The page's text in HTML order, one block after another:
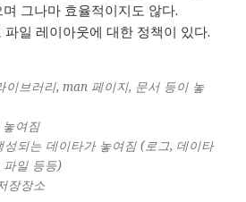
그나마 효율적이지도 않다.
일 레이아웃에 대한 정책이 있다.
이브러리, man 페이지, 문서 등이 놓
여짐
되는 데이타가 놓여짐 (로그, 데이타
파일 등등)
장장소